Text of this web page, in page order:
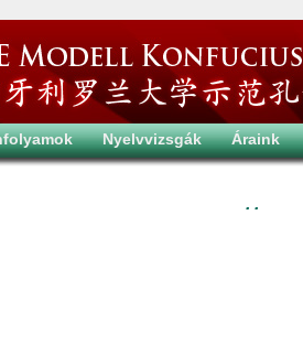
Nyelvvizsgák Áraink
. .